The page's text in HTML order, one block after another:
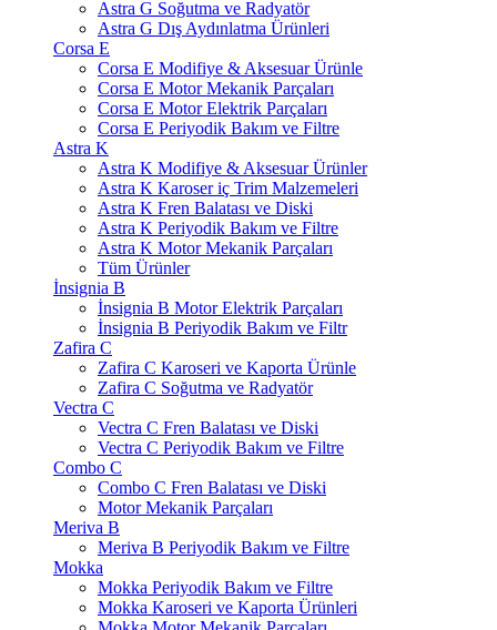
Astra G Soğutma ve Radyatör
Astra G Dış Aydınlatma Ürünleri
Corsa E
Corsa E Modifiye & Aksesuar Ürünle
Corsa E Motor Mekanik Parçaları
Corsa E Motor Elektrik Parçaları
Corsa E Periyodik Bakım ve Filtre
Astra K
Astra K Modifiye & Aksesuar Ürünler
Astra K Karoser iç Trim Malzemeleri
Astra K Fren Balatası ve Diski
Astra K Periyodik Bakım ve Filtre
Astra K Motor Mekanik Parçaları
Tüm Ürünler
İnsignia B
İnsignia B Motor Elektrik Parçaları
İnsignia B Periyodik Bakım ve Filtr
Zafira C
Zafira C Karoseri ve Kaporta Ürünle
Zafira C Soğutma ve Radyatör
Vectra C
Vectra C Fren Balatası ve Diski
Vectra C Periyodik Bakım ve Filtre
Combo C
Combo C Fren Balatası ve Diski
Motor Mekanik Parçaları
Meriva B
Meriva B Periyodik Bakım ve Filtre
Mokka
Mokka Periyodik Bakım ve Filtre
Mokka Karoseri ve Kaporta Ürünleri